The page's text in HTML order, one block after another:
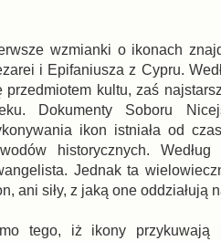
wzmianki o ikonach
i Epifaniusza z Cypru.
przedmiotem kultu, zaś
Dokumenty Soboru
ikon istniała od
historycznych.
Jednak ta
ani siły, z jaką one oddziałują
tego, iż ikony